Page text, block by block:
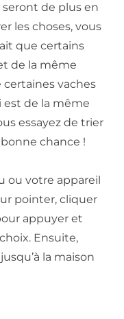
de plus en
les choses, vous
que certains
de la même
vaches
est de la même
essayez de trier
chance !
ou votre appareil
pointer, cliquer
appuyer et
Ensuite,
la maison